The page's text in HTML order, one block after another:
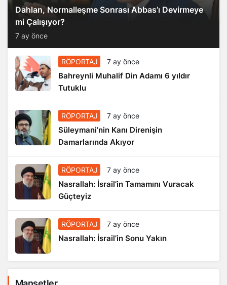
Dahlan, Normalleşme Sonrası Abbas’ı Devirmeye
mi Çalışıyor?
7 ay önce
RÖPORTAJ 7 ay önce
Bahreynli Muhalif Din Adamı 6 yıldır
Tutuklu
RÖPORTAJ 7 ay önce
Süleymani’nin Kanı Direnişin
Damarlarında Akıyor
RÖPORTAJ 7 ay önce
Nasrallah: İsrail’in Tamamını Vuracak
Güçteyiz
RÖPORTAJ 7 ay önce
Nasrallah: İsrail’in Sonu Yakın